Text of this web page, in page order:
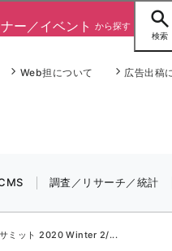
Web担について 広告出稿
検索
ー／イベント から探す
ai (2799)
調査／リサーチ／統計
サミット 2020 Winter 2/...